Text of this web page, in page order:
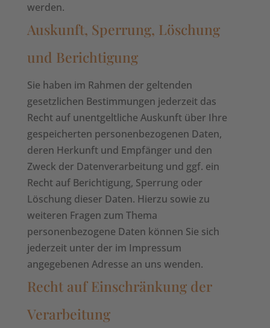
werden.
Auskunft, Sperrung, Löschung
und Berichtigung
Sie haben im Rahmen der geltenden
gesetzlichen Bestimmungen jederzeit das
Recht auf unentgeltliche Auskunft über Ihre
gespeicherten personenbezogenen Daten,
deren Herkunft und Empfänger und den
Zweck der Datenverarbeitung und ggf. ein
Recht auf Berichtigung, Sperrung oder
Löschung dieser Daten. Hierzu sowie zu
weiteren Fragen zum Thema
personenbezogene Daten können Sie sich
jederzeit unter der im Impressum
angegebenen Adresse an uns wenden.
Recht auf Einschränkung der
Verarbeitung